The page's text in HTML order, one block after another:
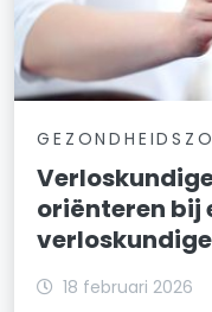
oriënteren bij
18 februari 2026